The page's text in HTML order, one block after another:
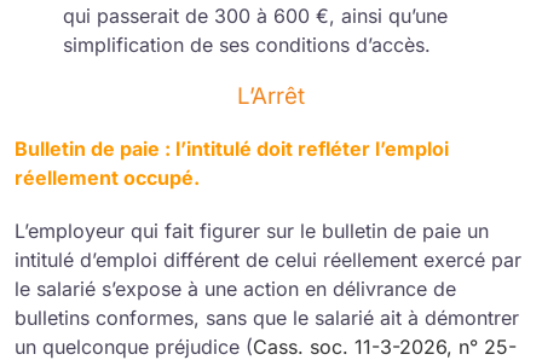
qui passerait de 300 à 600 €, ainsi qu’une
simplification de ses conditions d’accès.
L’Arrêt
Bulletin de paie : l’intitulé doit refléter l’emploi
réellement occupé.
L’employeur qui fait figurer sur le bulletin de paie un
intitulé d’emploi différent de celui réellement exercé par
le salarié s’expose à une action en délivrance de
bulletins conformes, sans que le salarié ait à démontrer
un quelconque préjudice (Cass. soc. 11-3-2026, n° 25-